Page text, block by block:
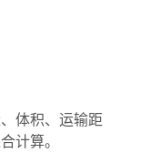
体积、运输距
计算。